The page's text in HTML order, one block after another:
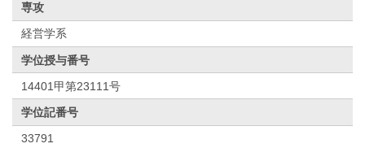
専攻
経営学系
学位授与番号
14401甲第23111号
学位記番号
33791